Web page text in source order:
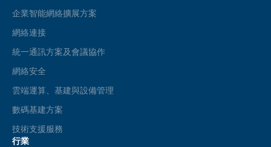
企業智能網絡擴展方案
網絡連接
統一通訊方案及會議協作
網絡安全
雲端運算、基建與設備管理
數碼基建方案
技術支援服務
行業